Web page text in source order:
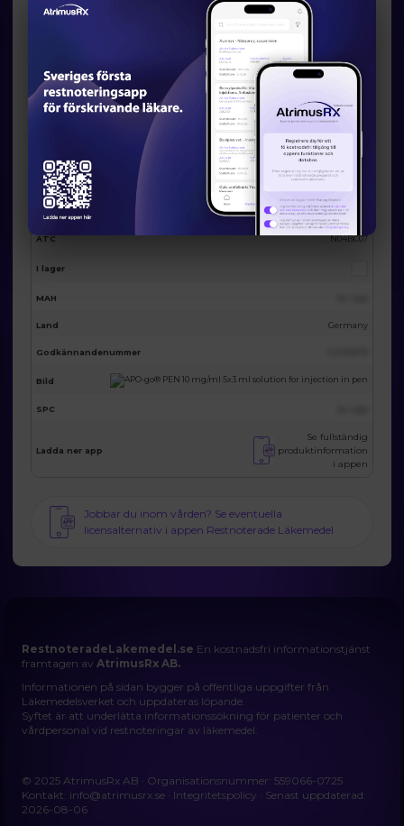
alternativ
Eventuella licensalternativ från
AtrimusRx
18215
APO-go® PEN 10 mg/ml 5x3 ml solution for injection in pen
Förpackning
Substans Apomorphine
ATC N04BC07
I lager
MAH
Land Germany
Godkännandenummer
Bild
SPC
Ladda ner app
Se fullständig
produktinformation
i appen
Jobbar du inom vården? Se eventuella
licensalternativ i appen Restnoterade Läkemedel
RestnoteradeLakemedel.se En kostnadsfri informationstjänst
framtagen avAtrimusRx AB.
Informationen på sidan bygger på offentliga uppgifter från
Läkemedelsverket och uppdateras löpande.
Syftet är att underlätta informationssökning för patienter och
vårdpersonal vid restnoteringar av läkemedel.
© 2025 AtrimusRx AB · Organisationsnummer: 559066-0725
Kontakt: info@atrimusrx.se · Integritetspolicy · Senast uppdaterad:
2026-08-06